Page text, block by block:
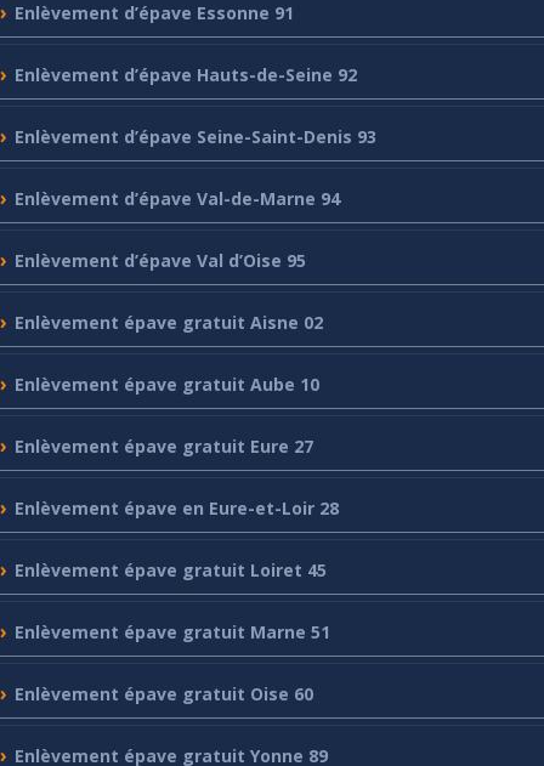
Enlèvement d’épave Essonne 91
Enlèvement d’épave Hauts-de-Seine 92
Enlèvement d’épave Seine-Saint-Denis 93
Enlèvement d’épave Val-de-Marne 94
Enlèvement d’épave Val d’Oise 95
Enlèvement épave gratuit Aisne 02
Enlèvement épave gratuit Aube 10
Enlèvement épave gratuit Eure 27
Enlèvement épave en Eure-et-Loir 28
Enlèvement épave gratuit Loiret 45
Enlèvement épave gratuit Marne 51
Enlèvement épave gratuit Oise 60
Enlèvement épave gratuit Yonne 89